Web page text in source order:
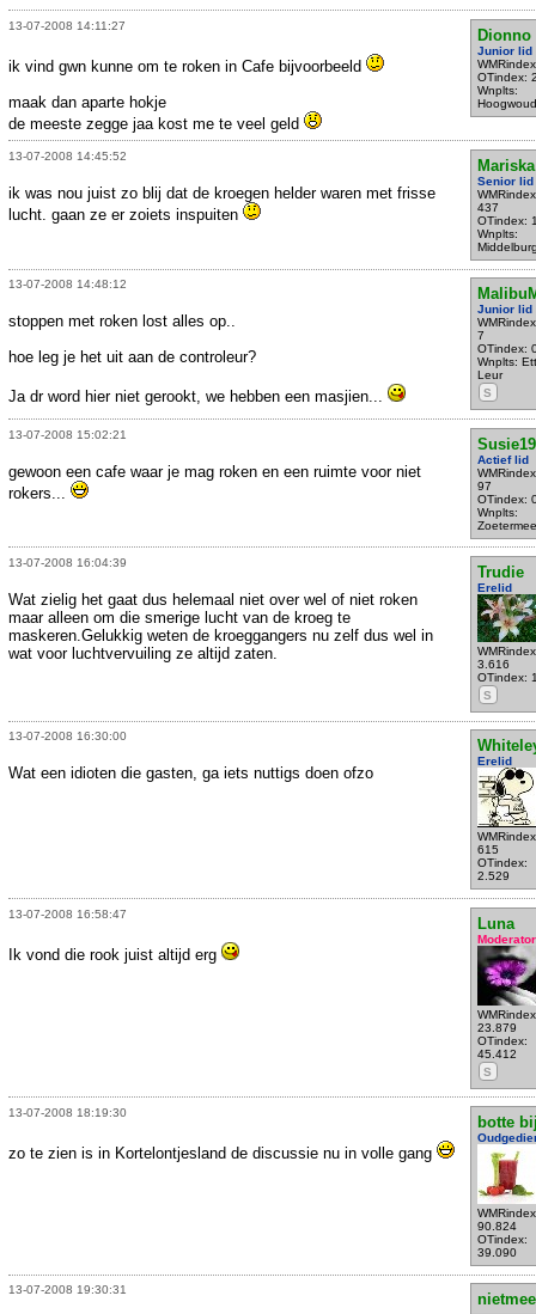
13-07-2008 14:11:27
Dionno
Junior lid
OTindex:
Wnplts:
Hoogwoud
ik vind gwn kunne om te roken in Cafe bijvoorbeeld
maak dan aparte hokje
de meeste zegge jaa kost me te veel geld
13-07-2008 14:45:52
Mariska
Senior lid
437
OTindex:
Wnplts:
ik was nou juist zo blij dat de kroegen helder waren met frisse
lucht. gaan ze er zoiets inspuiten
13-07-2008 14:48:12
Junior lid
7
OTindex:
Wnplts:
Leur
S
stoppen met roken lost alles op..
hoe leg je het uit aan de controleur?
Ja dr word hier niet gerookt, we hebben een masjien...
13-07-2008 15:02:21
Actief lid
97
OTindex:
Wnplts:
gewoon een cafe waar je mag roken en een ruimte voor niet
rokers...
13-07-2008 16:04:39
Trudie
Erelid
3.616
OTindex:
S
Wat zielig het gaat dus helemaal niet over wel of niet roken
maar alleen om die smerige lucht van de kroeg te
maskeren.Gelukkig weten de kroeggangers nu zelf dus wel in
wat voor luchtvervuiling ze altijd zaten.
13-07-2008 16:30:00
Erelid
615
OTindex:
2.529
Wat een idioten die gasten, ga iets nuttigs doen ofzo
13-07-2008 16:58:47
Luna
Moderator
23.879
OTindex:
45.412
S
Ik vond die rook juist altijd erg
13-07-2008 18:19:30
botte
90.824
OTindex:
39.090
zo te zien is in Kortelontjesland de discussie nu in volle gang
13-07-2008 19:30:31